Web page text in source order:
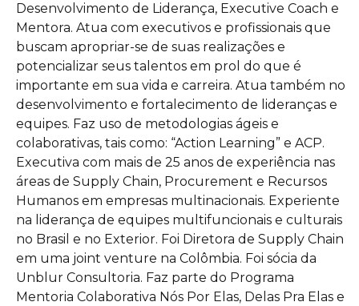
Desenvolvimento de Liderança, Executive Coach e
Mentora. Atua com executivos e profissionais que
buscam apropriar-se de suas realizações e
potencializar seus talentos em prol do que é
importante em sua vida e carreira. Atua também no
desenvolvimento e fortalecimento de lideranças e
equipes. Faz uso de metodologias ágeis e
colaborativas, tais como: “Action Learning” e ACP.
Executiva com mais de 25 anos de experiência nas
áreas de Supply Chain, Procurement e Recursos
Humanos em empresas multinacionais. Experiente
na liderança de equipes multifuncionais e culturais
no Brasil e no Exterior. Foi Diretora de Supply Chain
em uma joint venture na Colômbia. Foi sócia da
Unblur Consultoria. Faz parte do Programa
Mentoria Colaborativa Nós Por Elas, Delas Pra Elas e